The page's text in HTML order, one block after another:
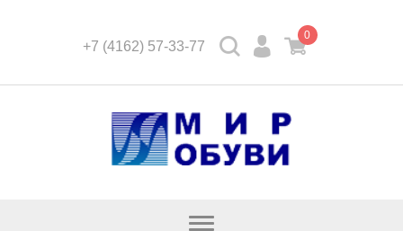
+7 (4162) 57-33-77
0
Открыть